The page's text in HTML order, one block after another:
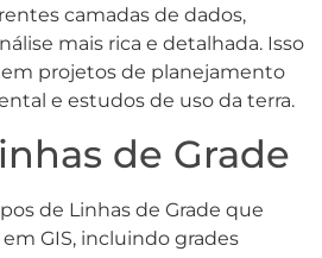
camadas de dados,
mais rica e detalhada. Isso
projetos de planejamento
e estudos de uso da terra.
de Grade
de Linhas de Grade que
GIS, incluindo grades